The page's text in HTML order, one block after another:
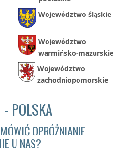
Województwo śląskie
Województwo
warmińsko-mazurskie
Województwo
zachodniopomorskie
- POLSKA
OPRÓŻNIANIE
U NAS?